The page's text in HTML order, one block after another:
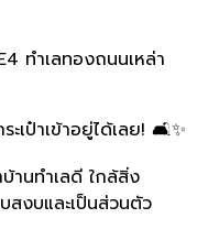
ทำเลทองถนนเหล่า
เป๋าเข้าอยู่ได้เลย! 🛋️✨
านทำเลดี ใกล้สิ่ง
งบและเป็นส่วนตัว